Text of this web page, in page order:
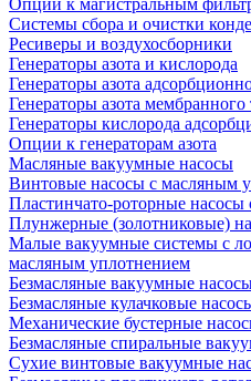
Опции к магистральным
Системы сбора и очистки
Ресиверы и воздухосборники
Генераторы азота и кислорода
Генераторы азота
Генераторы азота мембранного
Генераторы кислорода
Опции к генераторам азота
Масляные вакуумные насосы
Винтовые насосы с масляным
Пластинчато-роторные
Плунжерные (золотниковые)
Малые вакуумные системы с
масляным уплотнением
Безмасляные вакуумные
Безмасляные кулачковые
Механические бустерные
Безмасляные спиральные
Сухие винтовые вакуумные